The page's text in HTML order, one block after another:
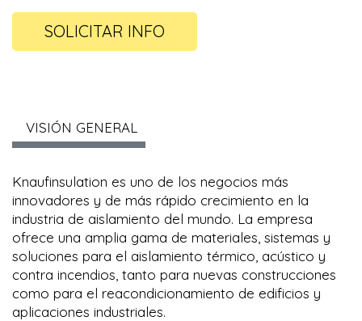
SOLICITAR INFO
VISIÓN GENERAL
Knaufinsulation es uno de los negocios más
innovadores y de más rápido crecimiento en la
industria de aislamiento del mundo. La empresa
ofrece una amplia gama de materiales, sistemas y
soluciones para el aislamiento térmico, acústico y
contra incendios, tanto para nuevas construcciones
como para el reacondicionamiento de edificios y
aplicaciones industriales.